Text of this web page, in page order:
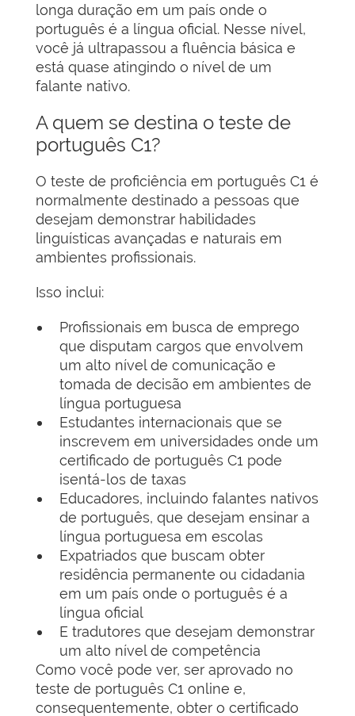
longa duração em um país onde o
português é a língua oficial. Nesse nível,
você já ultrapassou a fluência básica e
está quase atingindo o nível de um
falante nativo.
A quem se destina o teste de
português C1?
O teste de proficiência em português C1 é
normalmente destinado a pessoas que
desejam demonstrar habilidades
linguísticas avançadas e naturais em
ambientes profissionais.
Isso inclui:
Profissionais em busca de emprego
que disputam cargos que envolvem
um alto nível de comunicação e
tomada de decisão em ambientes de
língua portuguesa
Estudantes internacionais que se
inscrevem em universidades onde um
certificado de português C1 pode
isentá-los de taxas
Educadores, incluindo falantes nativos
de português, que desejam ensinar a
língua portuguesa em escolas
Expatriados que buscam obter
residência permanente ou cidadania
em um país onde o português é a
língua oficial
E tradutores que desejam demonstrar
um alto nível de competência
Como você pode ver, ser aprovado no
teste de português C1 online e,
consequentemente, obter o certificado